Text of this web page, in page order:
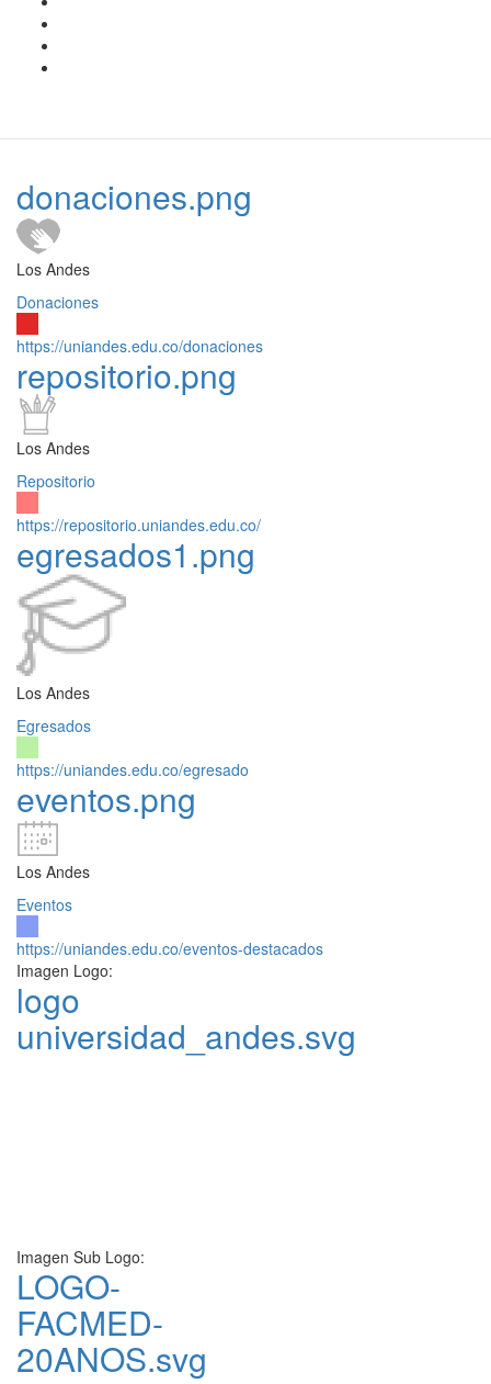
donaciones.png
Los Andes
Donaciones
https://uniandes.edu.co/donaciones
repositorio.png
Los Andes
Repositorio
https://repositorio.uniandes.edu.co/
egresados1.png
Los Andes
Egresados
https://uniandes.edu.co/egresado
eventos.png
Los Andes
Eventos
https://uniandes.edu.co/eventos-destacados
Imagen Logo:
logo
universidad_andes.svg
Imagen Sub Logo:
LOGO-
FACMED-
20ANOS.svg